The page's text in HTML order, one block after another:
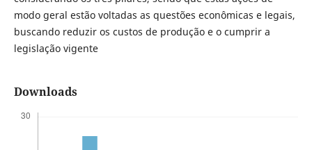
modo geral estão voltadas as questões econômicas e legais,
buscando reduzir os custos de produção e o cumprir a
legislação vigente
Downloads